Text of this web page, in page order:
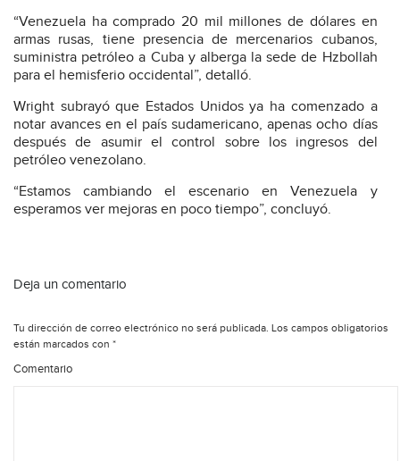
“Venezuela ha comprado 20 mil millones de dólares en
armas rusas, tiene presencia de mercenarios cubanos,
suministra petróleo a Cuba y alberga la sede de Hzbollah
para el hemisferio occidental”, detalló.
Wright subrayó que Estados Unidos ya ha comenzado a
notar avances en el país sudamericano, apenas ocho días
después de asumir el control sobre los ingresos del
petróleo venezolano.
“Estamos cambiando el escenario en Venezuela y
esperamos ver mejoras en poco tiempo”, concluyó.
Deja un comentario
Tu dirección de correo electrónico no será publicada. Los campos obligatorios
están marcados con *
Comentario